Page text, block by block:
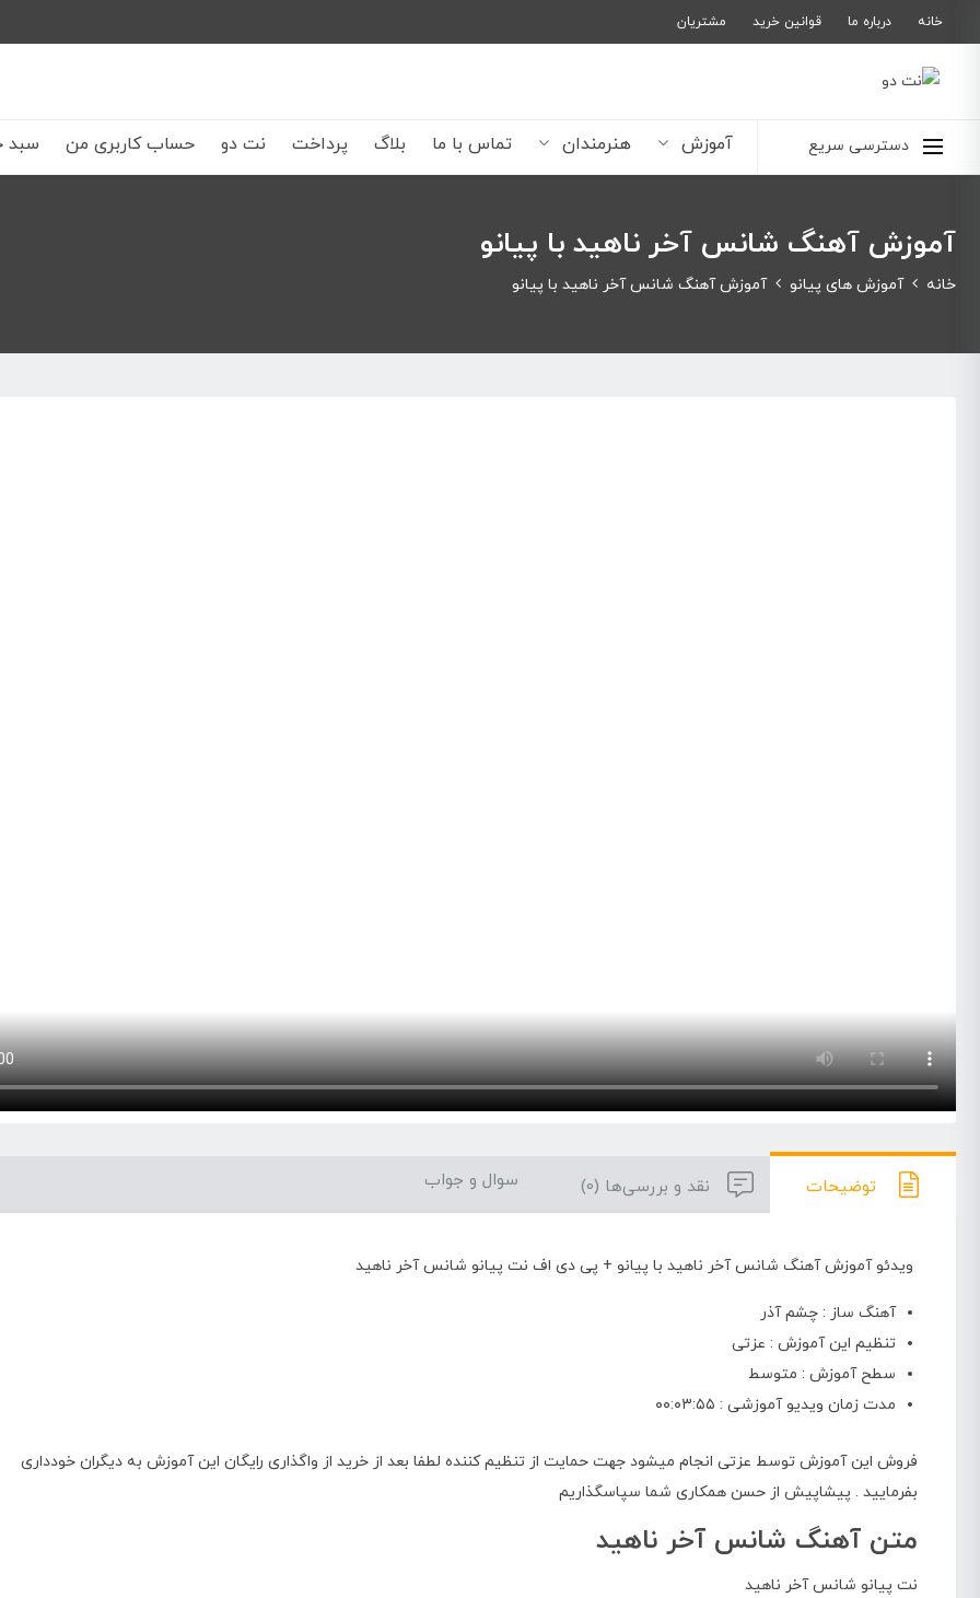
خانه درباره ما قوانین خرید مشتریان
دسترسی سریع آموزش هنرمندان تماس با ما بلاگ پرداخت نت دو حساب کاربری من سبد
آموزش آهنگ شانس آخر ناهید با پیانو
خانه آموزش های پیانو آموزش آهنگ شانس آخر ناهید با پیانو
توضیحات نقد و بررسی‌ها (0) سوال و جواب
ویدئو آموزش آهنگ شانس آخر ناهید با پیانو + پی دی اف نت پیانو شانس آخر ناهید
آهنگ ساز : چشم آذر
تنظیم این آموزش : عزتی
سطح آموزش : متوسط
مدت زمان ویدیو آموزشی : ۰۰:۰۳:۵۵
فروش این آموزش توسط عزتی انجام میشود جهت حمایت از تنظیم کننده لطفا بعد از خرید از واگذاری رایگان این آموزش به دیگران خودداری
بفرمایید . پیشاپیش از حسن همکاری شما سپاسگذاریم
متن آهنگ شانس آخر ناهید
نت پیانو شانس آخر ناهید